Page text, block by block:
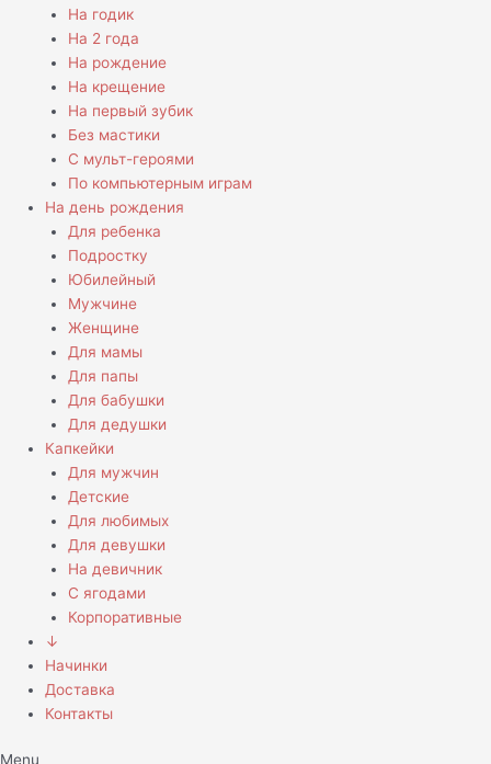
На годик
На 2 года
На рождение
На крещение
На первый зубик
Без мастики
С мульт-героями
По компьютерным играм
На день рождения
Для ребенка
Подростку
Юбилейный
Мужчине
Женщине
Для мамы
Для папы
Для бабушки
Для дедушки
Капкейки
Для мужчин
Детские
Для любимых
Для девушки
На девичник
С ягодами
Корпоративные
↓
Начинки
Доставка
Контакты
Menu